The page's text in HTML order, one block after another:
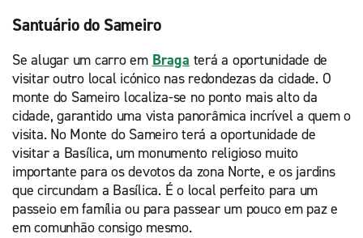
Santuário do Sameiro
Se alugar um carro em Braga terá a oportunidade de
visitar outro local icónico nas redondezas da cidade. O
monte do Sameiro localiza-se no ponto mais alto da
cidade, garantido uma vista panorâmica incrível a quem o
visita. No Monte do Sameiro terá a oportunidade de
visitar a Basílica, um monumento religioso muito
importante para os devotos da zona Norte, e os jardins
que circundam a Basílica. É o local perfeito para um
passeio em família ou para passear um pouco em paz e
em comunhão consigo mesmo.